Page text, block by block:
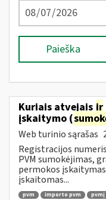
Paieška
Kuriais atvejais ir
įskaitymo (
Web turinio sąrašas
Registracijos
PVM sumokėjimas,
permokos įskaitymas
įskaitomas...
pvm importo pvm pvmį